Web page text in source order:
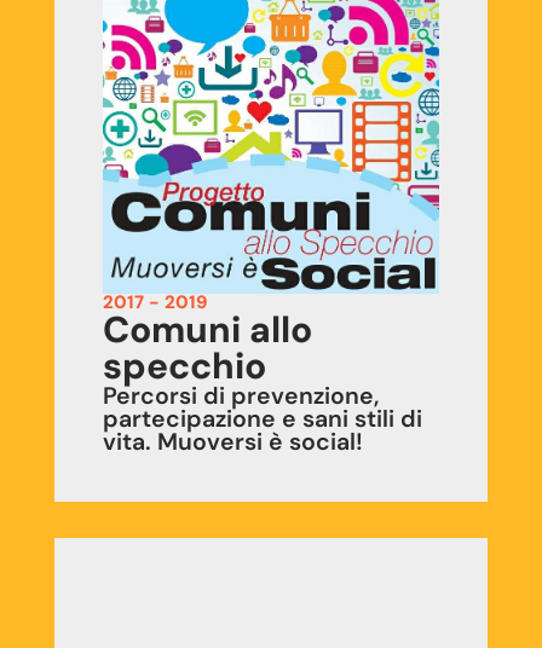
2017 - 2019
Comuni allo
specchio
Percorsi di prevenzione,
partecipazione e sani stili di
vita. Muoversi è social!